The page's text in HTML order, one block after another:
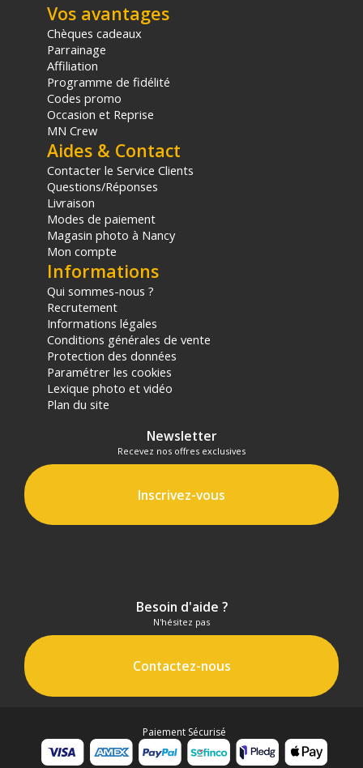
sur le prix TTC en €, les points seront effectivement calculés dans le
panier.
Vos avantages
Chèques cadeaux
Parrainage
Affiliation
Programme de fidélité
Codes promo
Occasion et Reprise
MN Crew
Aides & Contact
Contacter le Service Clients
Questions/Réponses
Livraison
Modes de paiement
Magasin photo à Nancy
Mon compte
Informations
Qui sommes-nous ?
Recrutement
Informations légales
Conditions générales de vente
Protection des données
Paramétrer les cookies
Lexique photo et vidéo
Plan du site
Newsletter
Recevez nos offres exclusives
Inscrivez-vous
Besoin d'aide ?
N'hésitez pas
Contactez-nous
Paiement Sécurisé